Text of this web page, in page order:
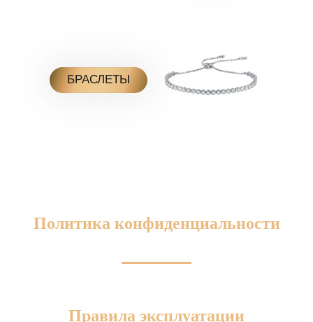
БРАСЛЕТЫ
Политика конфиденциальности
Правила эксплуатации